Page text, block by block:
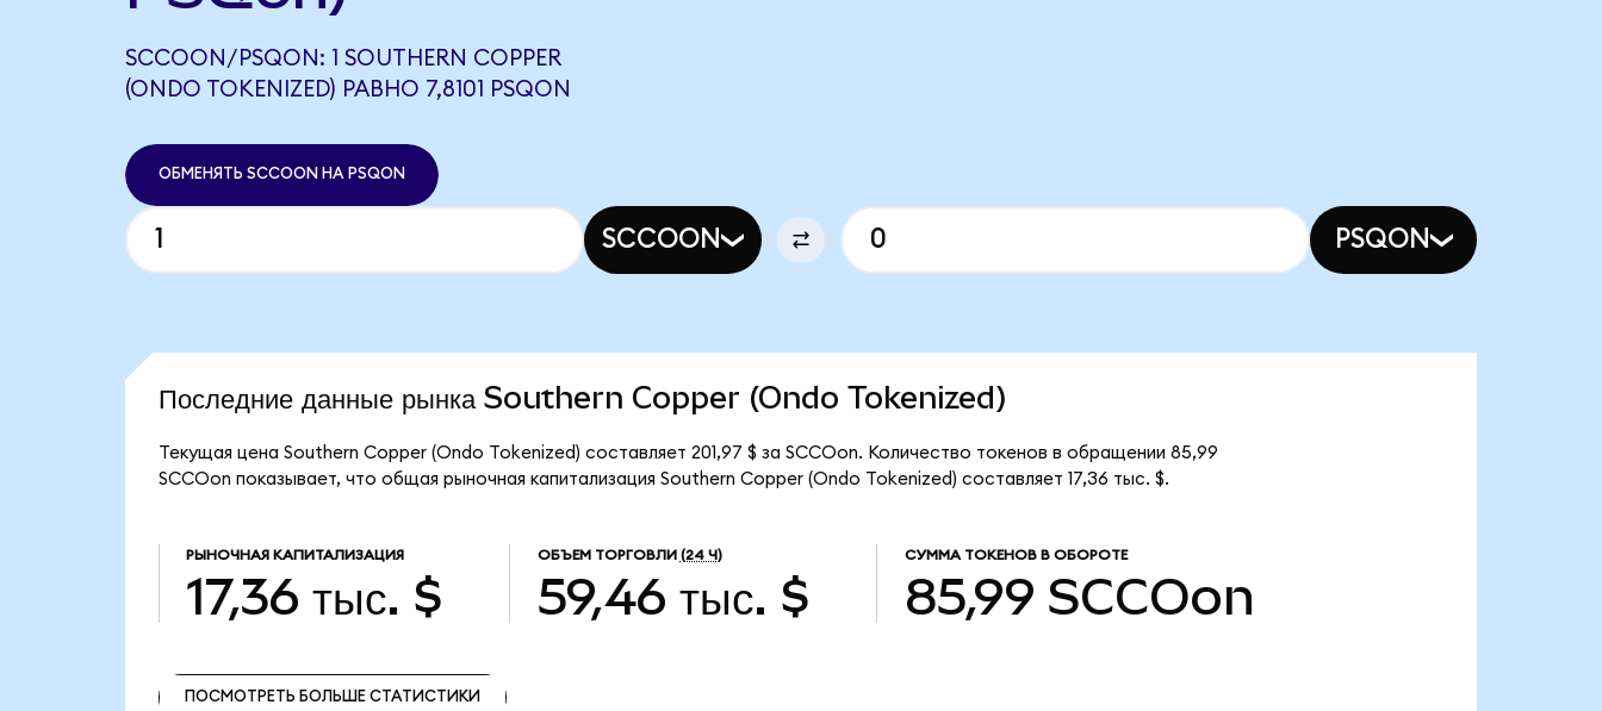
SCCOON/PSQON: 1 SOUTHERN COPPER
(ONDO TOKENIZED) РАВНО 7,8101 PSQON
ОБМЕНЯТЬ SCCOON НА PSQON
SCCOON PSQON
Последние данные рынка Southern Copper (Ondo Tokenized)
Текущая цена Southern Copper (Ondo Tokenized) составляет 201,97 $ за SCCOon. Количество токенов в обращении 85,99
SCCOon показывает, что общая рыночная капитализация Southern Copper (Ondo Tokenized) составляет 17,36 тыс. $.
РЫНОЧНАЯ КАПИТАЛИЗАЦИЯ
17,36 тыс. $
ОБЪЕМ ТОРГОВЛИ (24 Ч)
59,46 тыс. $
СУММА ТОКЕНОВ В ОБОРОТЕ
85,99 SCCOon
ПОСМОТРЕТЬ БОЛЬШЕ СТАТИСТИКИ